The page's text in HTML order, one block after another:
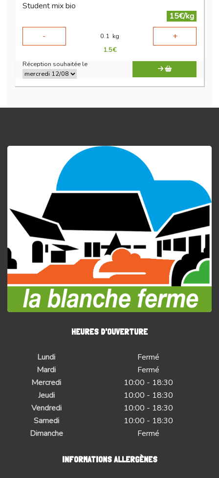
Student mix bio
15€/kg
-
0.1 kg +
1.5€
Réception souhaitée le
HEURES D'OUVERTURE
Lundi
Fermé
Mardi
Fermé
Mercredi
10:00 - 18:30
Jeudi
10:00 - 18:30
Vendredi
10:00 - 18:30
Samedi
10:00 - 18:30
Dimanche
Fermé
INFORMATIONS ALLERGÈNES